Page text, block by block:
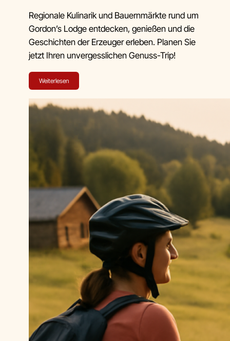
Regionale Kulinarik und Bauernmärkte rund um
Gordon’s Lodge entdecken, genießen und die
Geschichten der Erzeuger erleben. Planen Sie
jetzt Ihren unvergesslichen Genuss-Trip!
Weiterlesen